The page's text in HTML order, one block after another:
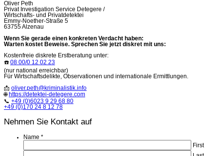
Oliver Peth
Privat Investigation Service Detegere /
Wirtschafts- und Privatdetektei
Emmy-Noether-Straße 5
63755 Alzenau
Wenn Sie gerade einen konkreten Verdacht haben:
Warten kostet Beweise. Sprechen Sie jetzt diskret mit uns:
Kostenfreie diskrete Erstberatung unter:
☎️ 08 00/0 12 02 23
(nur national erreichbar)
Für Wirtschaftsdelikte, Observationen und internationale Ermittlungen.
📩 oliver.peth@kriminalistik.info
🌐 https://detektei-detegere.com
📞 +49 (0)6023 9 29 68 80
+49 (0)170 24 8 12 78
Nehmen Sie Kontakt auf
Name *
First